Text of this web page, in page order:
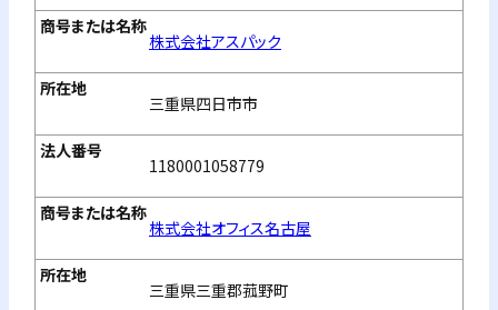
株式会社アスパック
三重県四日市市
1180001058779
株式会社オフィス名古屋
三重県三重郡菰野町